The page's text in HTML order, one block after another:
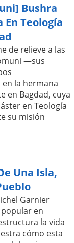
Bushra
En Teología
de relieve a las
—sus
la hermana
en Bagdad, cuya
en Teología
su misión
Una Isla,
Garnier
en
la vida
cómo esta